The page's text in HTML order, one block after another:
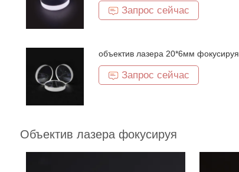
Запрос сейчас
объектив лазера 20*6мм фокусируя
Запрос сейчас
Объектив лазера фокусируя